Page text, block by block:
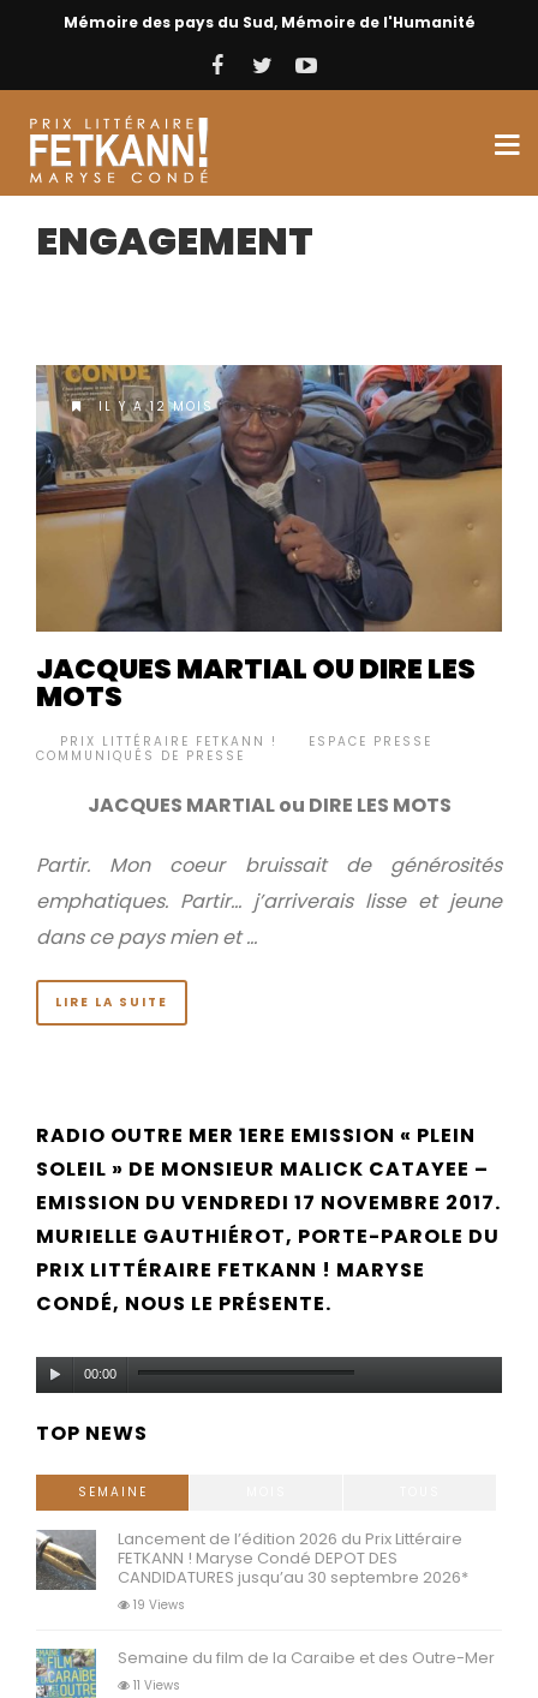
Mémoire des pays du Sud, Mémoire de l'Humanité
ENGAGEMENT
IL Y A 12 MOIS
JACQUES MARTIAL OU DIRE LES
MOTS
PRIX LITTÉRAIRE FETKANN ! ESPACE PRESSE
COMMUNIQUÉS DE PRESSE
JACQUES MARTIAL ou DIRE LES MOTS
Partir. Mon coeur bruissait de générosités
emphatiques. Partir… j’arriverais lisse et jeune
dans ce pays mien et …
LIRE LA SUITE
RADIO OUTRE MER 1ERE EMISSION « PLEIN
SOLEIL » DE MONSIEUR MALICK CATAYEE –
EMISSION DU VENDREDI 17 NOVEMBRE 2017.
MURIELLE GAUTHIÉROT, PORTE-PAROLE DU
PRIX LITTÉRAIRE FETKANN ! MARYSE
CONDÉ, NOUS LE PRÉSENTE.
Lecteur00:00
TOP NEWS
SEMAINE
Lancement de l’édition 2026 du Prix Littéraire
FETKANN ! Maryse Condé DEPOT DES
CANDIDATURES jusqu’au 30 septembre 2026*
19 Views
Semaine du film de la Caraibe et des Outre-Mer
11 Views